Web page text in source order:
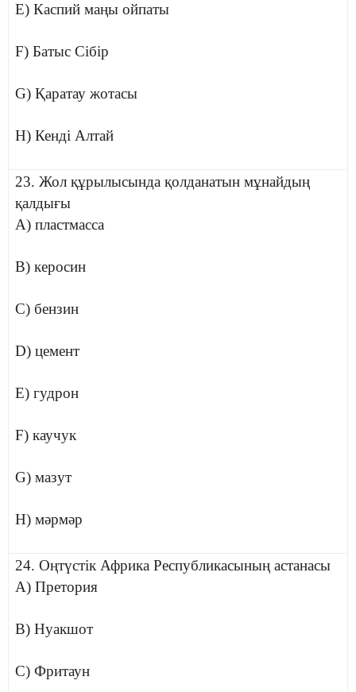
E) Каспий маңы ойпаты
F) Батыс Сібір
G) Қаратау жотасы
H) Кенді Алтай
23. Жол құрылысында қолданатын мұнайдың
қалдығы
A) пластмасса
B) керосин
C) бензин
D) цемент
E) гудрон
F) каучук
G) мазут
H) мәрмәр
24. Оңтүстік Африка Республикасының астанасы
A) Претория
B) Нуакшот
C) Фритаун